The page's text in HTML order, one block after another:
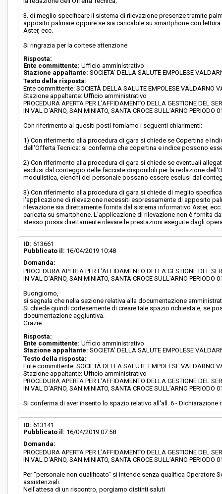
3. di meglio specificare il sistema di rilevazione presenze tramite
apposito palmare oppure se sia caricabile su smartphone con
Aster, ecc.
Si ringrazia per la cortese attenzione
Risposta:
Ente committente: Ufficio amministrativo
Stazione appaltante: SOCIETA' DELLA SALUTE EMPOLESE
Testo della risposta:
Ente committente: SOCIETÀ DELLA SALUTE EMPOLESE VALDARNO
Stazione appaltante: Ufficio amministrativo
PROCEDURA APERTA PER L’AFFIDAMENTO DELLA GESTIONE DEL
IN VAL D’ARNO, SAN MINIATO, SANTA CROCE SULL’ARNO
Con riferimento ai quesiti posti forniamo i seguenti chiarimenti:
1) Con riferimento alla procedura di gara si chiede se Copertina e
dell'Offerta Tecnica: si conferma che copertina e indice possono
2) Con riferimento alla procedura di gara si chiede se eventuali
esclusi dal conteggio delle facciate disponibili per la redazione
modulistica, elenchi del personale possano essere esclusi dal
3) Con riferimento alla procedura di gara si chiede di meglio
l'applicazione di rilevazione necessiti espressamente di apposito
rilevazione sia direttamente fornita dal sistema informativo Aster,
caricata su smartphone. L’applicazione di rilevazione non è fornita
stesso possa direttamente rilevare le prestazioni eseguite dagli
ID: 613661
Pubblicato il: 16/04/2019 10:48
Domanda:
PROCEDURA APERTA PER L’AFFIDAMENTO DELLA GESTIONE DEL
IN VAL D’ARNO, SAN MINIATO, SANTA CROCE SULL’ARNO
Buongiorno,
si segnala che nella sezione relativa alla documentazione
Si chiede quindi cortesemente di creare tale spazio richiesta e, se
documentazione aggiuntiva.
Grazie
Risposta:
Ente committente: Ufficio amministrativo
Stazione appaltante: SOCIETA' DELLA SALUTE EMPOLESE
Testo della risposta:
Ente committente: SOCIETÀ DELLA SALUTE EMPOLESE VALDARNO
Stazione appaltante: Ufficio amministrativo
PROCEDURA APERTA PER L’AFFIDAMENTO DELLA GESTIONE DEL
IN VAL D’ARNO, SAN MINIATO, SANTA CROCE SULL’ARNO
Si conferma di aver inserito lo spazio relativo all'all. 6 -
ID: 613141
Pubblicato il: 16/04/2019 07:58
Domanda:
PROCEDURA APERTA PER L’AFFIDAMENTO DELLA GESTIONE DEL
IN VAL D’ARNO, SAN MINIATO, SANTA CROCE SULL’ARNO
Per "personale non qualificato" si intende senza qualifica
assistenziali.
Nell'attesa di un riscontro, porgiamo distinti saluti